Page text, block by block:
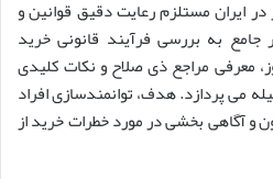
ایران مستلزم رعایت دقیق قوانین و
به بررسی فرآیند قانونی خرید
معرفی مراجع ذی صلاح و نکات کلیدی
می پردازد. هدف، توانمندسازی افراد
و آگاهی بخشی در مورد خطرات خرید از